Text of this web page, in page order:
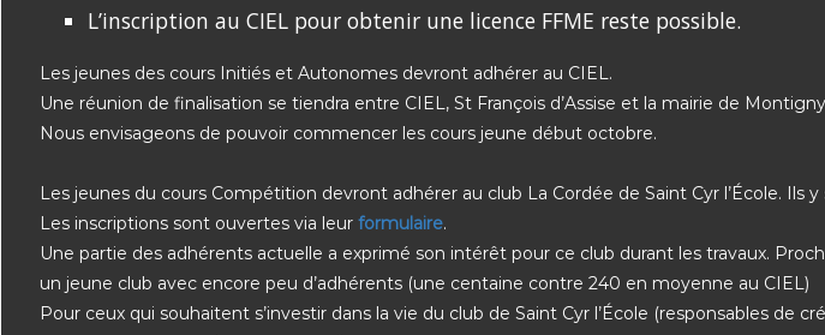
L’inscription au CIEL pour obtenir une licence FFME reste possible.
Les jeunes des cours Initiés et Autonomes devront adhérer au CIEL.
Une réunion de finalisation se tiendra entre CIEL, St François d’Assise et la mairie de
Nous envisageons de pouvoir commencer les cours jeune début octobre.
Les jeunes du cours Compétition devront adhérer au club La Cordée de Saint Cyr l’École. Ils
Les inscriptions sont ouvertes via leur formulaire.
Une partie des adhérents actuelle a exprimé son intérêt pour ce club durant les travaux.
un jeune club avec encore peu d’adhérents (une centaine contre 240 en moyenne au CIEL)
Pour ceux qui souhaitent s’investir dans la vie du club de Saint Cyr l’École (responsables de